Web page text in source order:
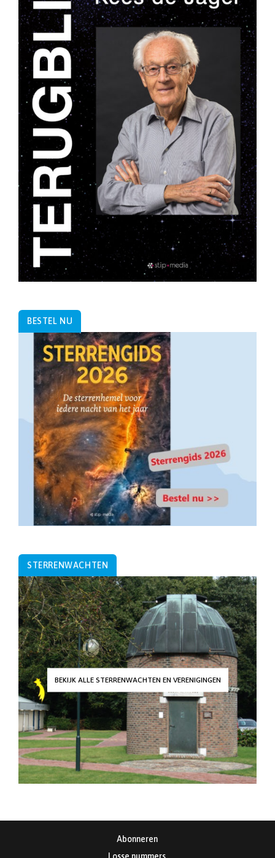
BESTEL NU
STERRENWACHTEN
BEKIJK ALLE STERRENWACHTEN EN VERENIGINGEN
Abonneren